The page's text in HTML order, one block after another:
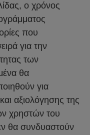
ο χρόνος
που
για την
των
θα
για
αξιολόγησης της
χρηστών του
θα συνδυαστούν